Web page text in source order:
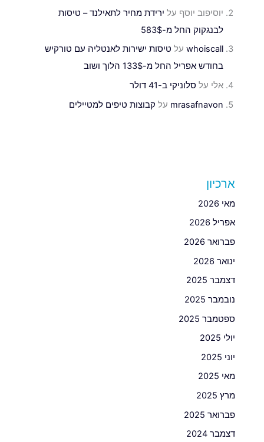
יוסיפוב יוסף על ירידת מחיר לתאילנד – טיסות
לבנגקוק החל מ-583$
whoiscall על טיסות ישירות לאנטליה עם טורקיש
בחודש אפריל החל מ-133$ הלוך ושוב
אלי על סלוניקי ב-41 דולר
mrasafnavon על קבוצות טיפים למטיילים
ארכיון
מאי 2026
אפריל 2026
פברואר 2026
ינואר 2026
דצמבר 2025
נובמבר 2025
ספטמבר 2025
יולי 2025
יוני 2025
מאי 2025
מרץ 2025
פברואר 2025
דצמבר 2024